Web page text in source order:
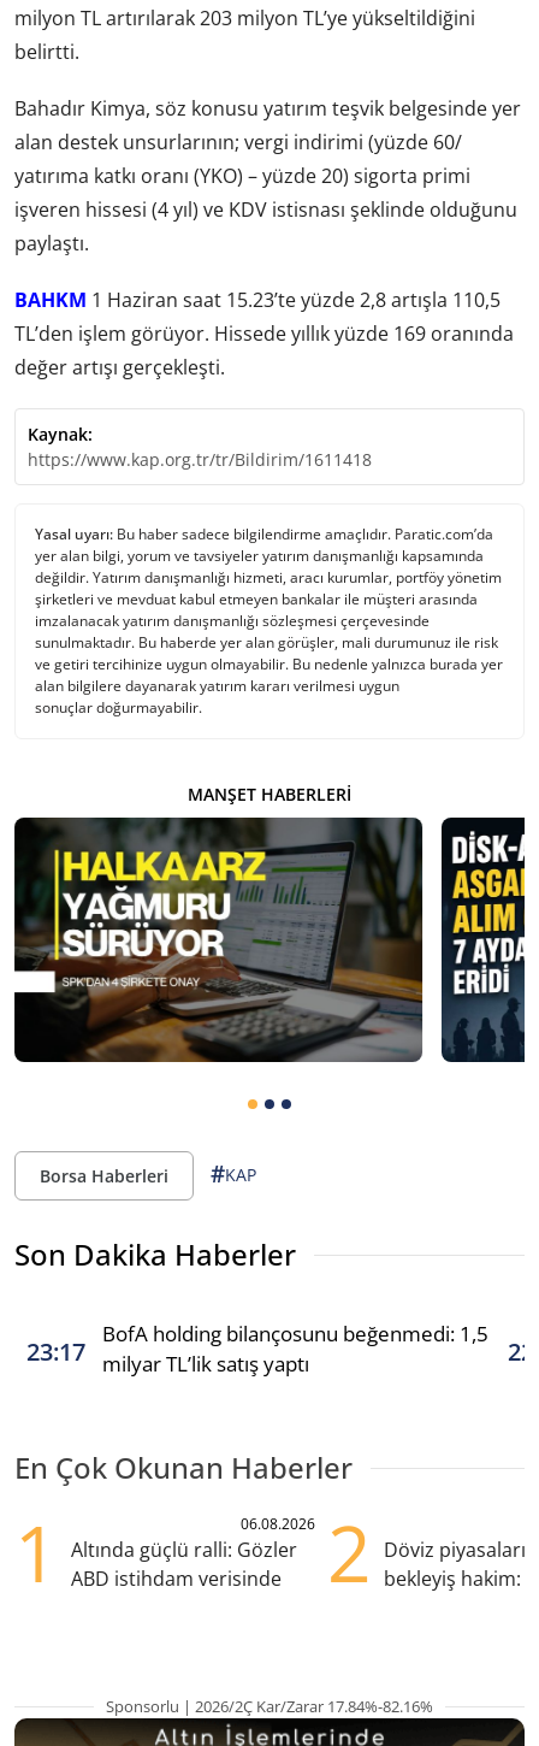
milyon TL artırılarak 203 milyon TL’ye yükseltildiğini
belirtti.
Bahadır Kimya, söz konusu yatırım teşvik belgesinde yer
alan destek unsurlarının; vergi indirimi (yüzde 60/
yatırıma katkı oranı (YKO) – yüzde 20) sigorta primi
işveren hissesi (4 yıl) ve KDV istisnası şeklinde olduğunu
paylaştı.
BAHKM 1 Haziran saat 15.23’te yüzde 2,8 artışla 110,5
TL’den işlem görüyor. Hissede yıllık yüzde 169 oranında
değer artışı gerçekleşti.
Kaynak:
https://www.kap.org.tr/tr/Bildirim/1611418
Yasal uyarı: Bu haber sadece bilgilendirme amaçlıdır. Paratic.com’da
yer alan bilgi, yorum ve tavsiyeler yatırım danışmanlığı kapsamında
değildir. Yatırım danışmanlığı hizmeti, aracı kurumlar, portföy yönetim
şirketleri ve mevduat kabul etmeyen bankalar ile müşteri arasında
imzalanacak yatırım danışmanlığı sözleşmesi çerçevesinde
sunulmaktadır. Bu haberde yer alan görüşler, mali durumunuz ile risk
ve getiri tercihinize uygun olmayabilir. Bu nedenle yalnızca burada yer
alan bilgilere dayanarak yatırım kararı verilmesi uygun
sonuçlar doğurmayabilir.
MANŞET HABERLERI
Borsa Haberleri #KAP
Son Dakika Haberler
23:17
BofA holding bilançosunu beğenmedi: 1,5
milyar TL’lik satış yaptı
En Çok Okunan Haberler
1 06.08.2026
Altında güçlü ralli: Gözler
ABD istihdam verisinde
2
Döviz
bekleyiş hakim:
Sponsorlu | 2026/2Ç Kar/Zarar 17.84%-82.16%